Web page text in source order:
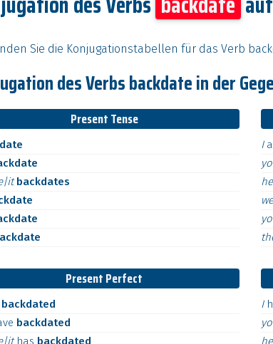
Sie die Konjugationstabellen für das Verb
des Verbs backdate in der
Present Tense
backdates
I
Present Perfect
backdated
backdated
has backdated
I